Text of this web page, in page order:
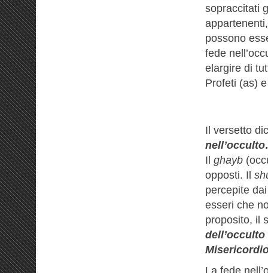
sopraccitati
possono
fede
elargire di
Profeti (as)
Il versetto
Il ghayb
opposti. Il
percepite
esseri che
proposito, il
La fede